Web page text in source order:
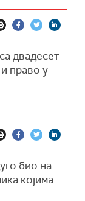
двадесет
право у
био на
којима